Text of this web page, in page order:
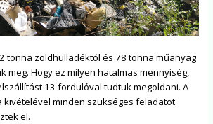
tonna zöldhulladéktól és 78 tonna műanyag
meg. Hogy ez milyen hatalmas mennyiség,
13 fordulóval tudtuk megoldani. A
kivételével minden szükséges feladatot
el.